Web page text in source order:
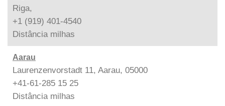
Riga,
+1 (919) 401-4540
Distância milhas
Aarau
Laurenzenvorstadt 11, Aarau, 05000
+41-61-285 15 25
Distância milhas